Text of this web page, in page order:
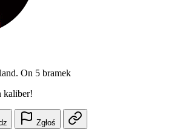
On 5 bramek
kaliber!
Zgłoś